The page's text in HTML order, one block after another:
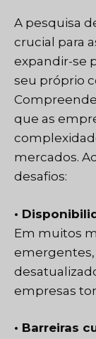
A pesquisa
crucial para
expandir-se
seu próprio
que as
mercados.
desafios:
•
Em muitos
emergentes,
empresas
• Barreiras